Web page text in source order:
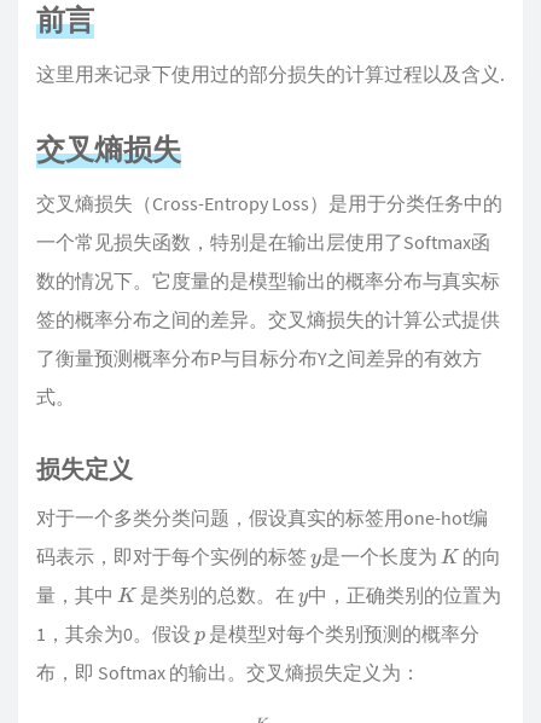
前言
这里用来记录下使用过的部分损失的计算过程以及含义.
交叉熵损失
交叉熵损失（Cross-Entropy Loss）是用于分类任务中的
一个常见损失函数，特别是在输出层使用了Softmax函
数的情况下。它度量的是模型输出的概率分布与真实标
签的概率分布之间的差异。交叉熵损失的计算公式提供
了衡量预测概率分布P与目标分布Y之间差异的有效方
式。
损失定义
对于一个多类分类问题，假设真实的标签用one-hot编
码表示，即对于每个实例的标签y是一个长度为 K 的向
量，其中 K 是类别的总数。在 y中，正确类别的位置为
1，其余为0。假设 p是模型对每个类别预测的概率分
布，即 Softmax 的输出。交叉熵损失定义为：